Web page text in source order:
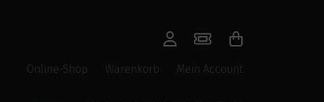
Online-Shop Warenkorb Mein Account